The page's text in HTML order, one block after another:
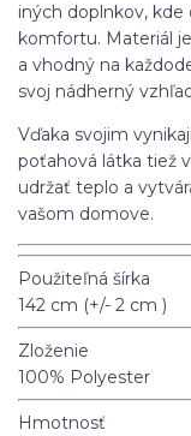
iných doplnkov,
komfortu. Materiál
a vhodný na
svoj nádherný
Vďaka svojim
poťahová látka tiež
udržať teplo a
vašom domove.
Použiteľná šírka
142 cm (+/- 2 cm )
Zloženie
100% Polyester
Hmotnosť